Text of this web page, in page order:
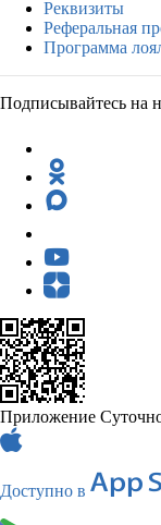
Реквизиты
Реферальная
Программа
Подписывайтесь на
Приложение
Доступно в